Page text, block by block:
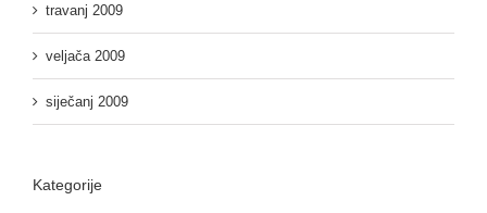
travanj 2009
veljača 2009
siječanj 2009
Kategorije